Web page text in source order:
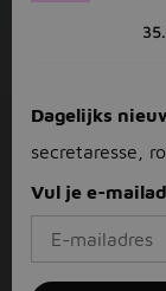
Dagelijks
secretaresse,
Vul je e-